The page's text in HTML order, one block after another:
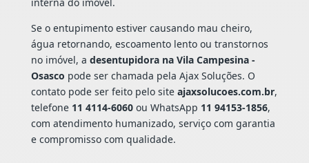
Se o entupimento estiver causando mau cheiro,
água retornando, escoamento lento ou transtornos
no imóvel, a desentupidora na Vila Campesina -
Osasco pode ser chamada pela Ajax Soluções. O
contato pode ser feito pelo site ajaxsolucoes.com.br,
telefone 11 4114-6060ou WhatsApp 11 94153-1856,
com atendimento humanizado, serviço com garantia
e compromisso com qualidade.